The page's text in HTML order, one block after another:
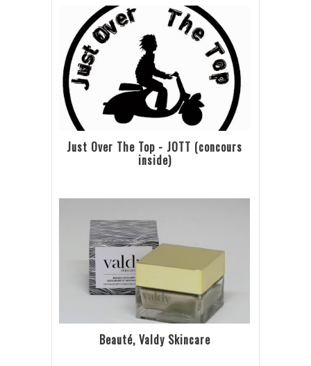
Just Over The Top - JOTT (concours
inside)
Beauté, Valdy Skincare